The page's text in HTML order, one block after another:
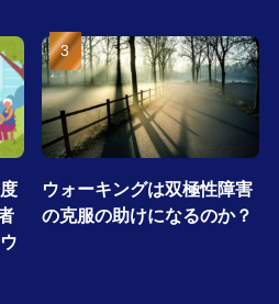
ウォーキングは双極性障害
の克服の助けになるのか？